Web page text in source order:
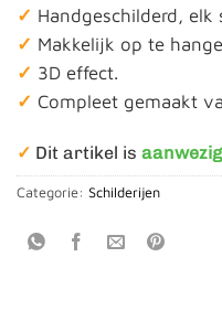
✓ Handgeschilderd, elk
✓ Makkelijk op te
✓ 3D effect.
✓ Compleet gemaakt
✓ Dit artikel is aanwezig
Categorie: Schilderijen